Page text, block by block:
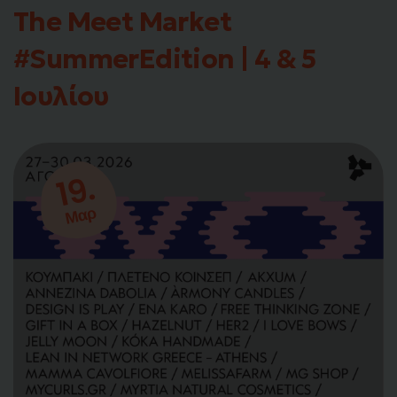
The Meet Market
#SummerEdition | 4 & 5
Ιουλίου
19.
Μαρ